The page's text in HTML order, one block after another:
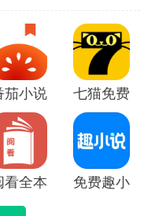
游（需要玩家在新角
：
（原游戏充值超过
转入）
请返利额外获得返利
500元以上才可享受）
都很根据市场受欢迎的热度为
哦，致力于带给大家好用的追
茄小说免费版下载安装
七猫免费阅
看全本免费小说APP
免费趣小说